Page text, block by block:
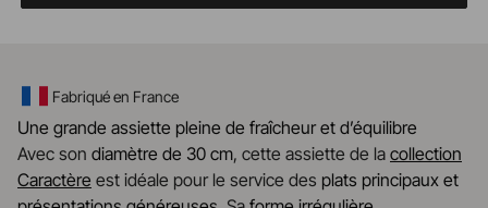
Fabriqué en France
Une grande assiette pleine de fraîcheur et d’équilibre
Avec son diamètre de 30 cm, cette assiette de la collection
Caractère est idéale pour le service des plats principaux et